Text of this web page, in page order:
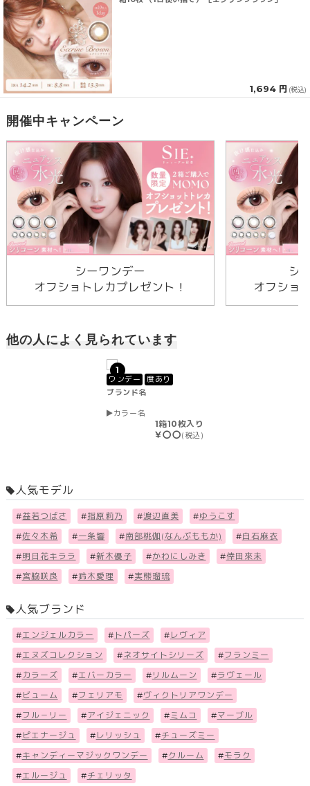
1,694 円 (税込)
開催中キャンペーン
シーワンデー
オフショトレカプレゼント！
シ
オフショ
他の人によく見られています
1
ワンデー
度あり
ブランド名
カラー名
1箱10枚入り
￥〇〇(税込)
人気モデル
#益若つばさ #指原莉乃 #渡辺直美 #ゆうこす
#佐々木希 #一条響 #南部桃伽(なんぶももか) #白石麻衣
#明日花キララ #新木優子 #かわにしみき #倖田來未
#宮脇咲良 #鈴木愛理 #実熊瑠琉
人気ブランド
#エンジェルカラー # トパーズ # レヴィア
#エヌズコレクション #ネオサイトシリーズ #フランミー
# カラーズ #エバーカラー # リルムーン #ラヴェール
# ビューム #フェリアモ #ヴィクトリアワンデー
#フル－リー #アイジェニック # ミムコ #マーブル
# ピエナージュ # レリッシュ #チューズミー
#キャンディーマジックワンデー #クルーム #モラク
#エルージュ #チェリッタ